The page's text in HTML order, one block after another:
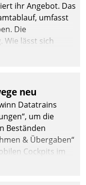
ihr Angebot. Das
umfasst
Die
Wie lässt sich
zugleich Freiraum
neu
Datatrains
um die
Beständen
& Übergaben“
Cockpits im